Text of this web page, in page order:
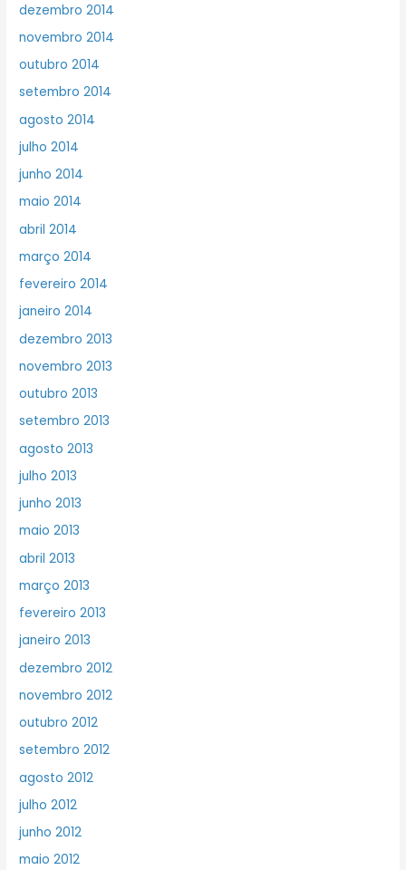
dezembro 2014
novembro 2014
outubro 2014
setembro 2014
agosto 2014
julho 2014
junho 2014
maio 2014
abril 2014
março 2014
fevereiro 2014
janeiro 2014
dezembro 2013
novembro 2013
outubro 2013
setembro 2013
agosto 2013
julho 2013
junho 2013
maio 2013
abril 2013
março 2013
fevereiro 2013
janeiro 2013
dezembro 2012
novembro 2012
outubro 2012
setembro 2012
agosto 2012
julho 2012
junho 2012
maio 2012